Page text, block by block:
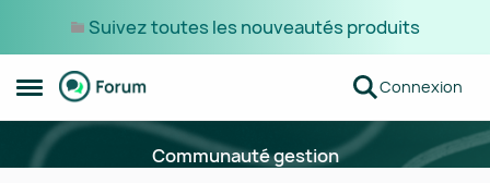
Suivez toutes les nouveautés produits
Ouvrir Menu Latéral
Passer au contenu Connexion
Communauté gestion